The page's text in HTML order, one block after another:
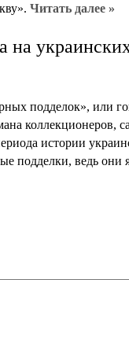
Читать далее »
на
подделок», или
коллекционеров,
истории
подделки, ведь они